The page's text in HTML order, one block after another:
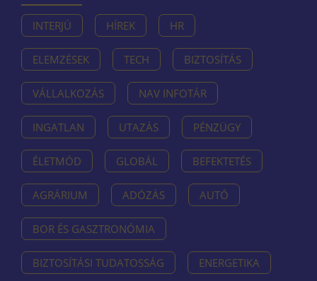
INTERJÚ HÍREK HR
ELEMZÉSEK TECH BIZTOSÍTÁS
VÁLLALKOZÁS NAV INFOTÁR
INGATLAN UTAZÁS PÉNZÜGY
ÉLETMÓD GLOBÁL BEFEKTETÉS
AGRÁRIUM ADÓZÁS AUTÓ
BOR ÉS GASZTRONÓMIA
BIZTOSÍTÁSI TUDATOSSÁG ENERGETIKA